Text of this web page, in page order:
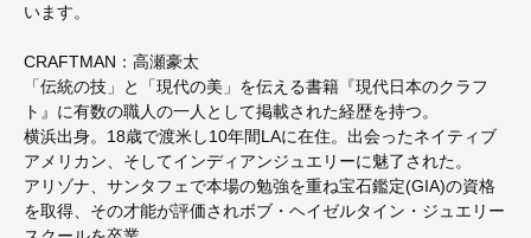
います。
CRAFTMAN：高瀬豪太
「伝統の技」と「現代の美」を伝える書籍『現代日本のクラフ
ト』に有数の職人の一人として掲載された経歴を持つ。
横浜出身。18歳で渡米し10年間LAに在住。出会ったネイティブ
アメリカン、そしてインディアンジュエリーに魅了された。
アリゾナ、サンタフェで本場の勉強を重ね宝石鑑定(GIA)の資格
を取得、その才能が評価されボブ・ヘイゼルタイン・ジュエリー